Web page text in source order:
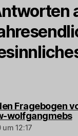
Fragebogen
wolfgangmebs
12:17